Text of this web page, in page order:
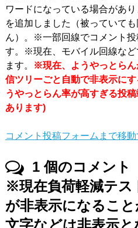
ワードになっている場合があ
を追加しました（被っていて
ん）。※一部回線でコメント投
す。※現在、モバイル回線な
ます。
※現在、ようやっとら
信ツリーごと自動で非表示に
うやっとらん率が高すぎる投
あります)
コメント投稿フォームまで移動
1個のコメント
※現在負荷軽減テス
が非表示になるこ